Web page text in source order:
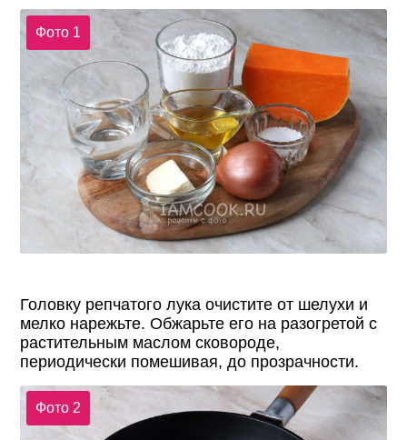
Фото 1
Головку репчатого лука очистите от шелухи и
мелко нарежьте. Обжарьте его на разогретой с
растительным маслом сковороде,
периодически помешивая, до прозрачности.
Фото 2